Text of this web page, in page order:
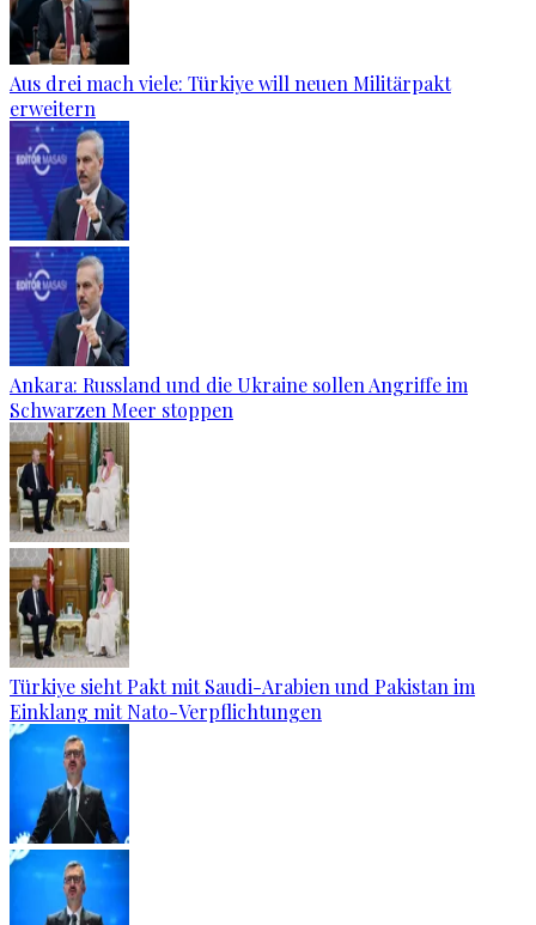
Aus drei mach viele: Türkiye will neuen Militärpakt
erweitern
Ankara: Russland und die Ukraine sollen Angriffe im
Schwarzen Meer stoppen
Türkiye sieht Pakt mit Saudi-Arabien und Pakistan im
Einklang mit Nato-Verpflichtungen